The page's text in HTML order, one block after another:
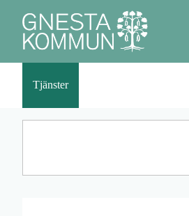
tjänster
Gnesta
Tjänster